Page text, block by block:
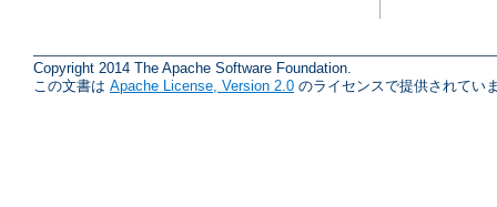
Copyright 2014 The Apache Software Foundation.
この文書は Apache License, Version 2.0 のライセンスで提供されてい